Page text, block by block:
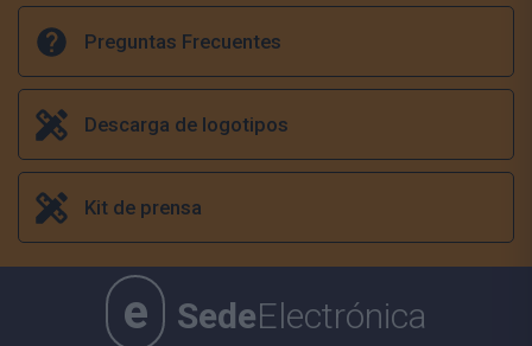
Preguntas Frecuentes
Descarga de logotipos
Kit de prensa
e SedeElectrónica